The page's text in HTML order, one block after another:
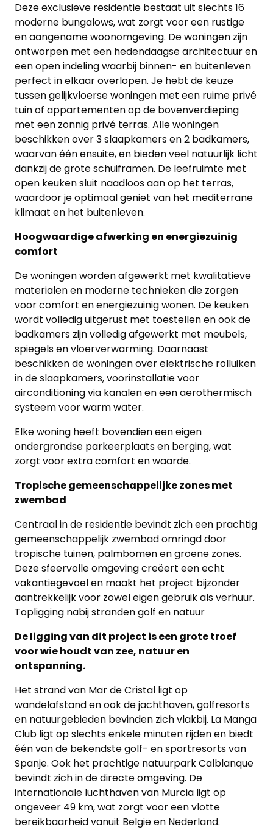
Deze exclusieve residentie bestaat uit slechts 16
moderne bungalows, wat zorgt voor een rustige
en aangename woonomgeving. De woningen zijn
ontworpen met een hedendaagse architectuur en
een open indeling waarbij binnen- en buitenleven
perfect in elkaar overlopen. Je hebt de keuze
tussen gelijkvloerse woningen met een ruime privé
tuin of appartementen op de bovenverdieping
met een zonnig privé terras. Alle woningen
beschikken over 3 slaapkamers en 2 badkamers,
waarvan één ensuite, en bieden veel natuurlijk licht
dankzij de grote schuiframen. De leefruimte met
open keuken sluit naadloos aan op het terras,
waardoor je optimaal geniet van het mediterrane
klimaat en het buitenleven.
Hoogwaardige afwerking en energiezuinig
comfort
De woningen worden afgewerkt met kwalitatieve
materialen en moderne technieken die zorgen
voor comfort en energiezuinig wonen. De keuken
wordt volledig uitgerust met toestellen en ook de
badkamers zijn volledig afgewerkt met meubels,
spiegels en vloerverwarming. Daarnaast
beschikken de woningen over elektrische rolluiken
in de slaapkamers, voorinstallatie voor
airconditioning via kanalen en een aerothermisch
systeem voor warm water.
Elke woning heeft bovendien een eigen
ondergrondse parkeerplaats en berging, wat
zorgt voor extra comfort en waarde.
Tropische gemeenschappelijke zones met
zwembad
Centraal in de residentie bevindt zich een prachtig
gemeenschappelijk zwembad omringd door
tropische tuinen, palmbomen en groene zones.
Deze sfeervolle omgeving creëert een echt
vakantiegevoel en maakt het project bijzonder
aantrekkelijk voor zowel eigen gebruik als verhuur.
Topligging nabij stranden golf en natuur
De ligging van dit project is een grote troef
voor wie houdt van zee, natuur en
ontspanning.
Het strand van Mar de Cristal ligt op
wandelafstand en ook de jachthaven, golfresorts
en natuurgebieden bevinden zich vlakbij. La Manga
Club ligt op slechts enkele minuten rijden en biedt
één van de bekendste golf- en sportresorts van
Spanje. Ook het prachtige natuurpark Calblanque
bevindt zich in de directe omgeving. De
internationale luchthaven van Murcia ligt op
ongeveer 49 km, wat zorgt voor een vlotte
bereikbaarheid vanuit België en Nederland.